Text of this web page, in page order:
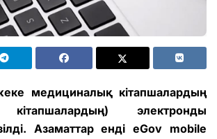
медициналық кітапшалардың
кітапшалардың) электронды
Азаматтар енді eGov mobile